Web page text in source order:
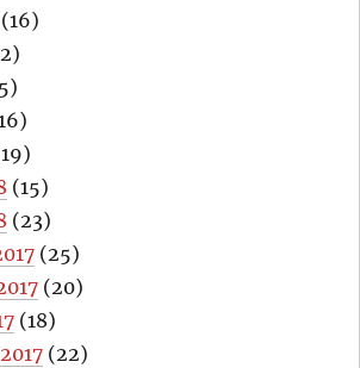
(16)
(15)
(23)
(25)
(20)
(18)
(22)